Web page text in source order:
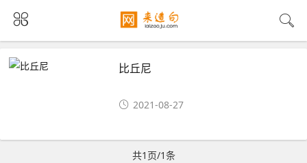
比丘尼
2021-08-27
共1页/1条